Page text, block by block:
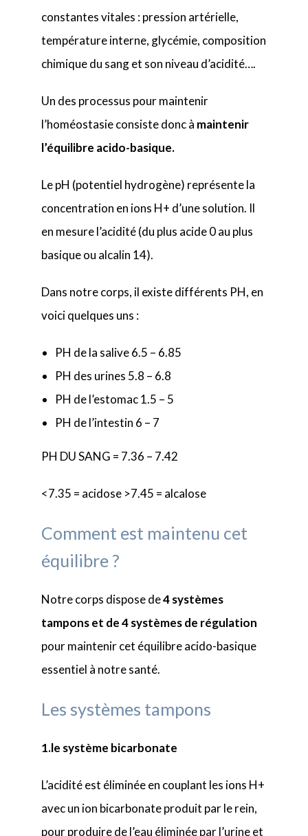
constantes vitales : pression artérielle,
température interne, glycémie, composition
chimique du sang et son niveau d’acidité….
Un des processus pour maintenir
l’homéostasie consiste donc à maintenir
l’équilibre acido-basique.
Le pH (potentiel hydrogène) représente la
concentration en ions H+ d’une solution. Il
en mesure l’acidité (du plus acide 0 au plus
basique ou alcalin 14).
Dans notre corps, il existe différents PH, en
voici quelques uns :
PH de la salive 6.5 – 6.85
PH des urines 5.8 – 6.8
PH de l’estomac 1.5 – 5
PH de l’intestin 6 – 7
PH DU SANG = 7.36 – 7.42
<7.35 = acidose >7.45 = alcalose
Comment est maintenu cet
équilibre ?
Notre corps dispose de4 systèmes
tampons et de 4 systèmes de régulation
pour maintenir cet équilibre acido-basique
essentiel à notre santé.
Les systèmes tampons
1.le système bicarbonate
L’acidité est éliminée en couplant les ions H+
avec un ion bicarbonate produit par le rein,
pour produire de l’eau éliminée par l’urine et